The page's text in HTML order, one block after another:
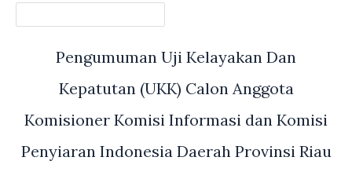
Pengumuman Uji Kelayakan Dan
Kepatutan (UKK) Calon Anggota
Komisioner Komisi Informasi dan Komisi
Penyiaran Indonesia Daerah Provinsi Riau